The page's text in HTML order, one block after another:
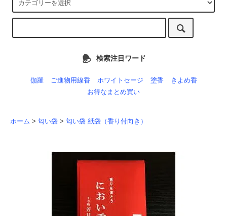
検索注目ワード
伽羅 ご進物用線香 ホワイトセージ 塗香
きよめ香
お得なまとめ買い
ホーム > 匂い袋 > 匂い袋 紙袋（香り付向き）